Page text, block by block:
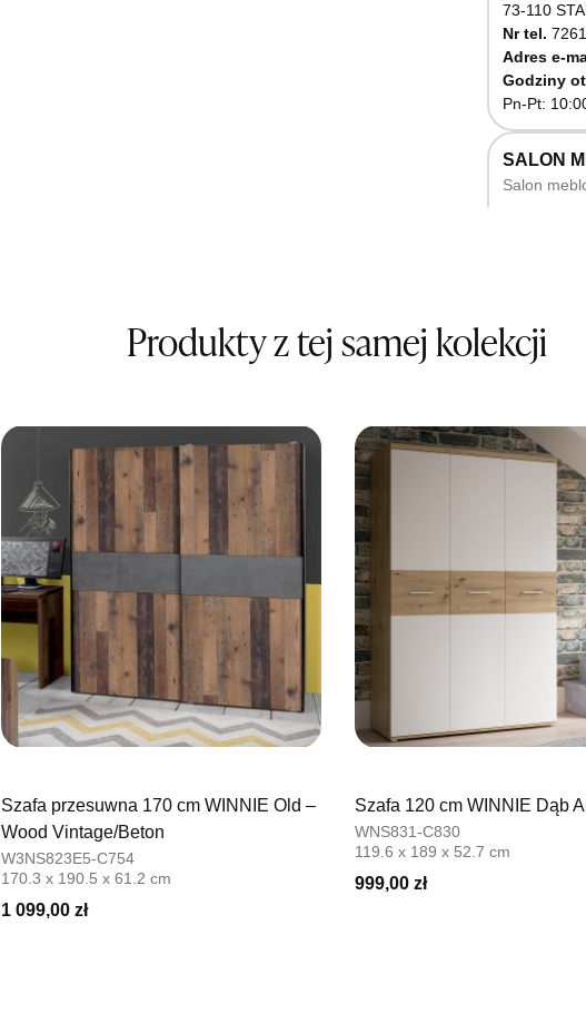
73-110
Nr tel.
Adres e-
Godziny
Pn-Pt:
SALON
Salon
76-100
Adres e-
Godziny
Pn-Pt:
SALON
Salon
UL.PLAC
76-200
Adres e-
SALON
Produkty z tej samej kolekcji
Szafa przesuwna 170 cm WINNIE Old –
Wood Vintage/Beton
W3NS823E5-C754
170.3 x 190.5 x 61.2 cm
1 099,00 zł
Szafa 120 cm WINNIE Dąb
WNS831-C830
119.6 x 189 x 52.7 cm
999,00 zł